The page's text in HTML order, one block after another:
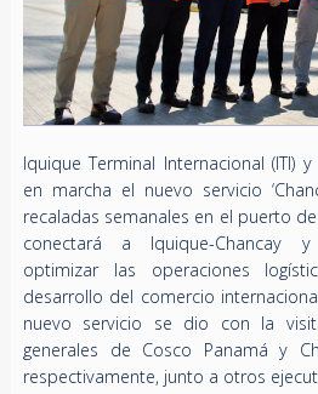
Iquique Terminal Internacional (ITI)
en marcha el nuevo servicio
recaladas semanales en el puerto
conectará a Iquique-Chancay y
optimizar las operaciones
desarrollo del comercio
nuevo servicio se dio con la
generales de Cosco Panamá y
respectivamente, junto a otros